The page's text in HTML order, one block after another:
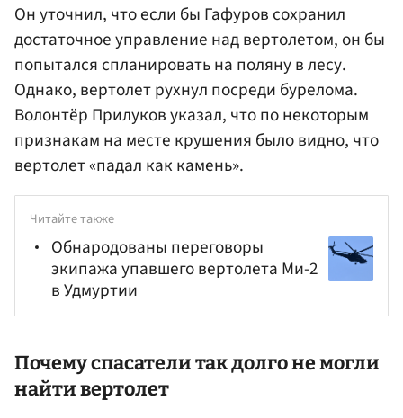
Он уточнил, что если бы Гафуров сохранил
достаточное управление над вертолетом, он бы
попытался спланировать на поляну в лесу.
Однако, вертолет рухнул посреди бурелома.
Волонтёр Прилуков указал, что по некоторым
признакам на месте крушения было видно, что
вертолет «падал как камень».
Читайте также
Обнародованы переговоры
экипажа упавшего вертолета Ми-2
в Удмуртии
Почему спасатели так долго не могли
найти вертолет